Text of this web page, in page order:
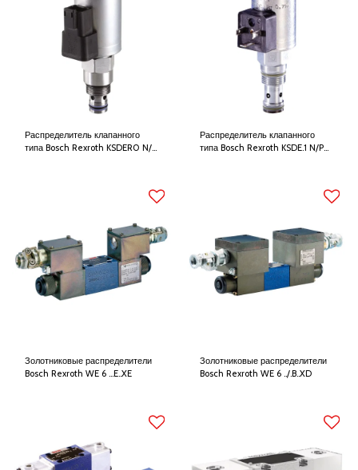
Распределитель клапанного
типа Bosch Rexroth KSDER0 N/P
Распределитель клапанного
типа Bosch Rexroth KSDE.1 N/P
Золотниковые распределители
Bosch Rexroth WE 6 …E..XE
Золотниковые распределители
Bosch Rexroth WE 6 ../.B..XD